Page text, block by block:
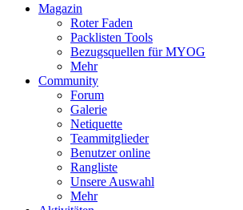
Magazin
Roter Faden
Packlisten Tools
Bezugsquellen für MYOG
Mehr
Community
Forum
Galerie
Netiquette
Teammitglieder
Benutzer online
Rangliste
Unsere Auswahl
Mehr